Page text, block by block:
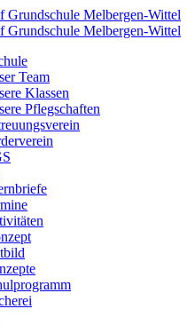
Team
Klassen
Pflegschaften